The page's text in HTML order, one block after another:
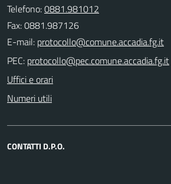
Telefono:0881.981012
Fax: 0881.987126
E-mail:
PEC:
Uffici e orari
Numeri utili
CONTATTI D.P.O.